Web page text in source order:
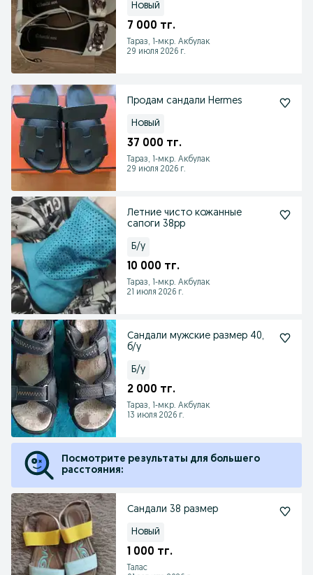
Новый
7 000 тг.
Тараз, 1-мкр. Акбулак
29 июля 2026 г.
Продам сандали Hermes
Новый
37 000 тг.
Тараз, 1-мкр. Акбулак
29 июля 2026 г.
Летние чисто кожанные
сапоги 38рр
Б/у
10 000 тг.
Тараз, 1-мкр. Акбулак
21 июля 2026 г.
Сандали мужские размер 40,
б/у
Б/у
2 000 тг.
Тараз, 1-мкр. Акбулак
13 июля 2026 г.
Посмотрите результаты для большего
расстояния:
Сандали 38 размер
Новый
1 000 тг.
Талас